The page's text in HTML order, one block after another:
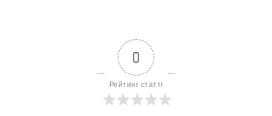
0
Рейтинг статті